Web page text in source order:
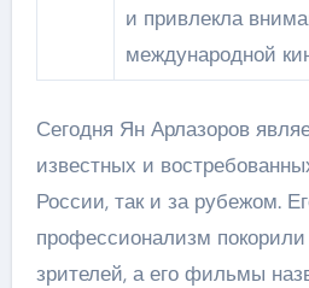
и привлекла
международной
Сегодня Ян Арлазоров
известных и
России, так и за рубежом.
профессионализм
зрителей, а его фильмы